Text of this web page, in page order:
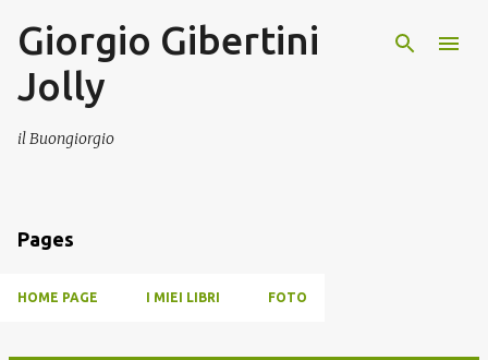
Passa ai contenuti principali
Giorgio Gibertini
Jolly
il Buongiorgio
Pages
HOME PAGE I MIEI LIBRI FOTO